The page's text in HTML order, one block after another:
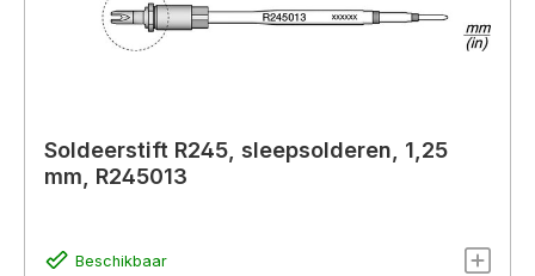
Soldeerstift R245, sleepsolderen, 1,25
mm, R245013
Beschikbaar